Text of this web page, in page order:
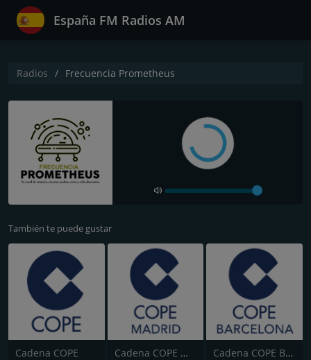
España FM Radios AM
Radios Frecuencia Prometheus
También te puede gustar
Cadena COPE Cadena COPE Madrid Cadena COPE Barcelona